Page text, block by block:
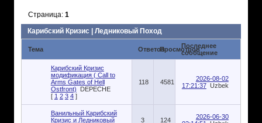
Карибский Кризис | Ледниковый Поход
Страница: 1
Тема ОтветовПросмотровПоследнее
сообщение
Карибский Кризис
модификация ( Call to
Arms Gates of Hell
Ostfront)
DEPECHE
[ 1 2 3 4 ]
118 4581
2026-08-02
17:21:37 Uzbek
Ванильный Карибский
Кризис и Ледниковый
3 124
2026-06-30